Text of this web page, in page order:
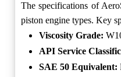
The specifications of
piston engine types. Key
Viscosity Grade:
API Service
SAE 50 Equivalent: